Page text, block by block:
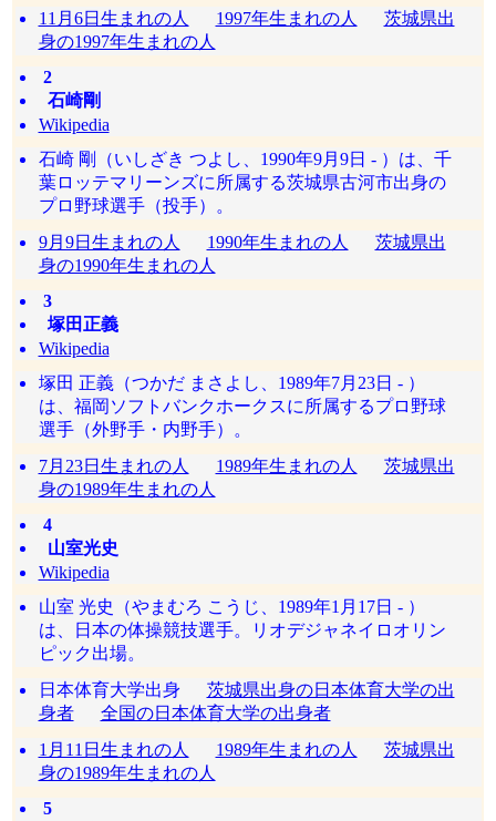
11月6日生まれの人
1997年生まれの人
茨城県出
身の1997年生まれの人
2
石崎剛
Wikipedia
石崎 剛（いしざき つよし、1990年9月9日 - ）は、千
葉ロッテマリーンズに所属する茨城県古河市出身の
プロ野球選手（投手）。
9月9日生まれの人
1990年生まれの人
茨城県出
身の1990年生まれの人
3
塚田正義
Wikipedia
塚田 正義（つかだ まさよし、1989年7月23日 - ）
は、福岡ソフトバンクホークスに所属するプロ野球
選手（外野手・内野手）。
7月23日生まれの人
1989年生まれの人
茨城県出
身の1989年生まれの人
4
山室光史
Wikipedia
山室 光史（やまむろ こうじ、1989年1月17日 - ）
は、日本の体操競技選手。リオデジャネイロオリン
ピック出場。
日本体育大学出身 茨城県出身の日本体育大学の出
身者
全国の日本体育大学の出身者
1月11日生まれの人
1989年生まれの人
茨城県出
身の1989年生まれの人
5